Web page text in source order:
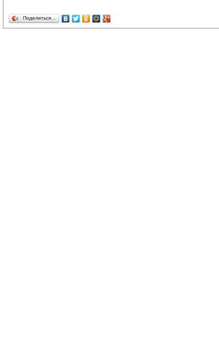
Поделиться…